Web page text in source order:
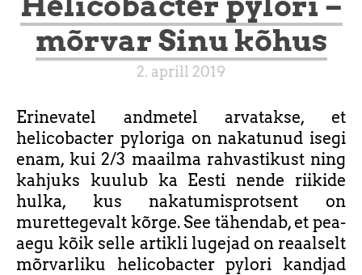
mõrvar Sinu kõhus
2. aprill 2019
Erinevatel andmetel arvatakse, et
helicobacter pyloriga on nakatunud isegi
enam, kui 2/3 maailma rahvastikust ning
kahjuks kuulub ka Eesti nende riikide
hulka, kus nakatumisprotsent on
murettegevalt kõrge. See tähendab, et pea-
aegu kõik selle artikli lugejad on reaalselt
mõrvarliku helicobacter pylori kandjad